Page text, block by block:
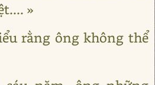
»
rằng ông không thể